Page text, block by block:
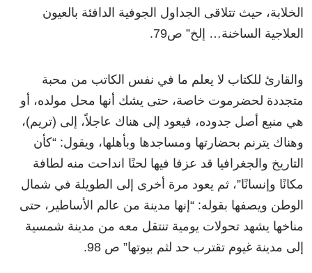
الخلابة، حيث تتلاقى الجداول الجوفية الدافئة بالعيون
العلاجية الساخنة… إلخ” ص79.
والقارئ للكتاب لا يعلم ما في نفس الكاتب من محبة
متجددة لحضرموت خاصة، حتى يشك أنها محل مولده، أو
هي منبع أصل جدوده، فيعود إلى هناك عاجلاً، إلى (تريم)،
وهناك يترنم بحضارتها ومساجدها وبأهلها، ويقول: “كأن
التاريخ والجغرافيا قد عزفا فيها لحنًا انداحت منه لطافة
مكانًا وإنسانًا”، ثم يعود مرة أخرى إلى الطويلة في شمال
الوطن ويصفها بقوله: “إنها مدينة من عالم الأساطير، حتى
مناخها يشهد تحولات يومية تنتقل معه من مدينة شمسية
إلى مدينة غيوم تقترب حد لثم بيوتها” ص 98.